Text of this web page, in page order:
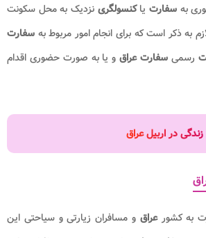
به سفارتیاکنسولگری نزدیک به محل سکونت
به ذکر است که برای انجام امور مربوط به سفارت
رسمی سفارت عراق و یا به صورت حضوری اقدام
زندگی در اربیل عراق
به کشورعراق و مسافران زیارتی و سیاحتی این